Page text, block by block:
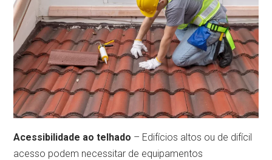
Acessibilidade ao telhado – Edifícios altos ou de difícil
acesso podem necessitar de equipamentos